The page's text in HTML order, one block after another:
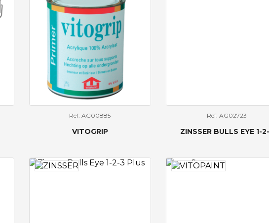
Ref: AG00885
VITOGRIP
Ref: AG02723
ZINSSER BULLS EYE 1-